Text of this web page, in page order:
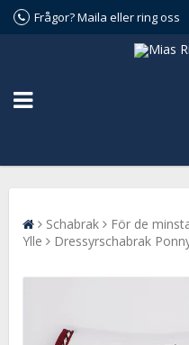
Frågor? Maila eller ring oss
Schabrak
För de
Ylle
Dressyrschabrak